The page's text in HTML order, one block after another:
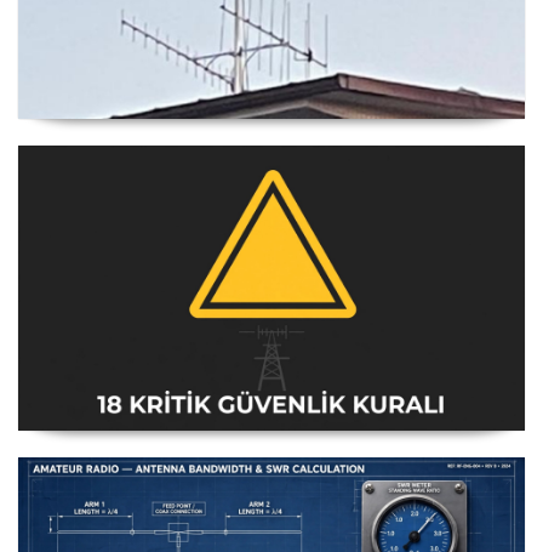
Yagi Anten Yönü Nasıl Belirlenir
Amatör Telsiz İstasyonları Güvenlik Talimatı [18 Kritik